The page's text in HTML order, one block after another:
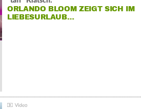
ORLANDO BLOOM ZEIGT SICH IM
LIEBESURLAUB…